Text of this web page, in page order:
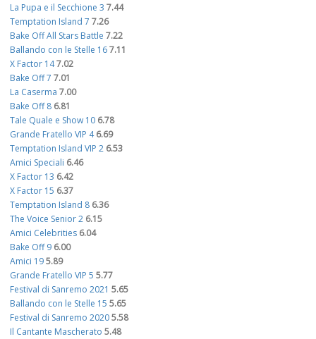
La Pupa e il Secchione 3 7.44
Temptation Island 7 7.26
Bake Off All Stars Battle 7.22
Ballando con le Stelle 167.11
X Factor 147.02
Bake Off 7 7.01
La Caserma 7.00
Bake Off 8 6.81
Tale Quale e Show 10 6.78
Grande Fratello VIP 4 6.69
Temptation Island VIP 2 6.53
Amici Speciali 6.46
X Factor 13 6.42
X Factor 15 6.37
Temptation Island 8 6.36
The Voice Senior 2 6.15
Amici Celebrities 6.04
Bake Off 9 6.00
Amici 195.89
Grande Fratello VIP 5 5.77
Festival di Sanremo 2021 5.65
Ballando con le Stelle 15 5.65
Festival di Sanremo 20205.58
Il Cantante Mascherato 5.48